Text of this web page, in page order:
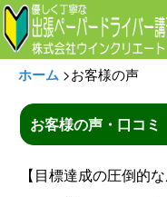
ホーム
ホーム >お客様の声
お客様の声・口コミ
【目標達成の圧倒的